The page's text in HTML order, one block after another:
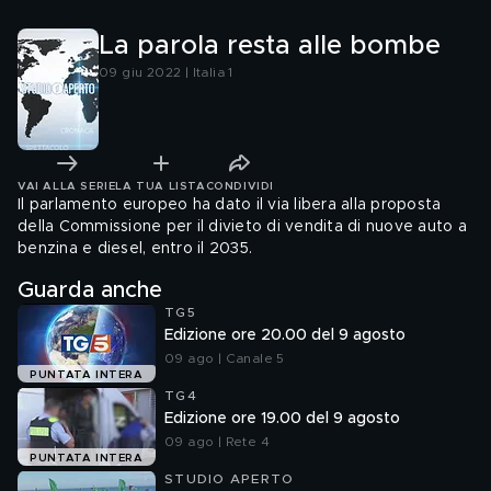
La parola resta alle bombe
09 giu 2022 | Italia 1
VAI ALLA SERIE LA TUA LISTA CONDIVIDI
Il parlamento europeo ha dato il via libera alla proposta
della Commissione per il divieto di vendita di nuove auto a
benzina e diesel, entro il 2035.
Guarda anche
PUNTATA INTERA
TG5
Edizione ore 20.00 del 9 agosto
09 ago | Canale 5
PUNTATA INTERA
TG4
Edizione ore 19.00 del 9 agosto
09 ago | Rete 4
STUDIO APERTO